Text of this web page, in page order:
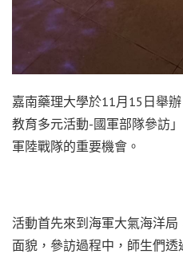
嘉南藥理大學於11月15日舉
教育多元活動-國軍部隊參訪
軍陸戰隊的重要機會。
活動首先來到海軍大氣海洋
面貌，參訪過程中，師生們